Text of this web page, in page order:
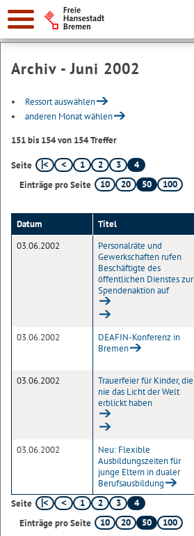
Suche:
Archiv - Juni 2002
Ressort auswählen
anderen Monat wählen
151 bis 154 von 154 Treffer
Seite 1 2 3
4
Einträge pro Seite
10 20 50 100
Datum Titel
03.06.2002
Personalräte und
Gewerkschaften rufen
Beschäftigte des
öffentlichen Dienstes zur
Spendenaktion auf
03.06.2002
DEAFIN-Konferenz in
Bremen
03.06.2002
Trauerfeier für Kinder, die
nie das Licht der Welt
erblickt haben
03.06.2002
Neu: Flexible
Ausbildungszeiten für
junge Eltern in dualer
Berufsausbildung
Seite 1 2 3
4
Einträge pro Seite
10 20 50 100